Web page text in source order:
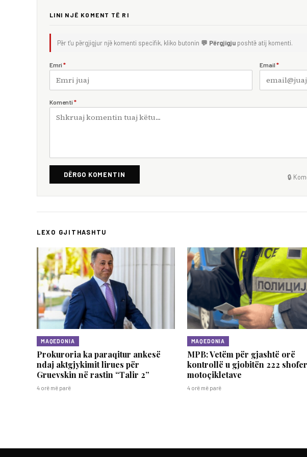
LINI NJË KOMENT TË RI
Për t'u përgjigjur një komenti specifik, kliko butonin 💬 Përgjigju poshtë atij komenti.
Emri * Email *
Komenti *
DËRGO KOMENTIN 🔒
LEXO GJITHASHTU
MAQEDONIA
Prokuroria ka paraqitur ankesë
ndaj aktgjykimit lirues për
Gruevskin në rastin “Talir 2”
4 orë më parë
MAQEDONIA
MPB: Vetëm për gjashtë orë
kontrollë u gjobitën 222
motoçikletave
4 orë më parë